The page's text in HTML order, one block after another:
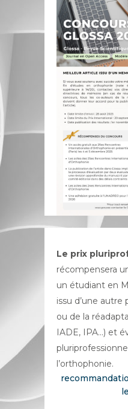
Le prix
récompensera
un étudiant en
issu d’une autre
ou de la
IADE, IPA…) et
l’orthophonie.